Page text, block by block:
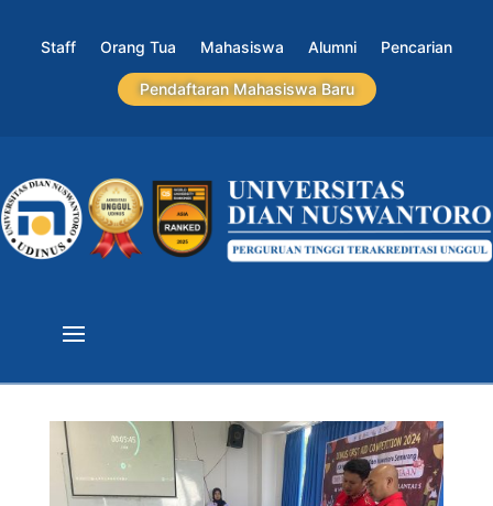
Staff Orang Tua Mahasiswa Alumni Pencarian
Pendaftaran Mahasiswa Baru